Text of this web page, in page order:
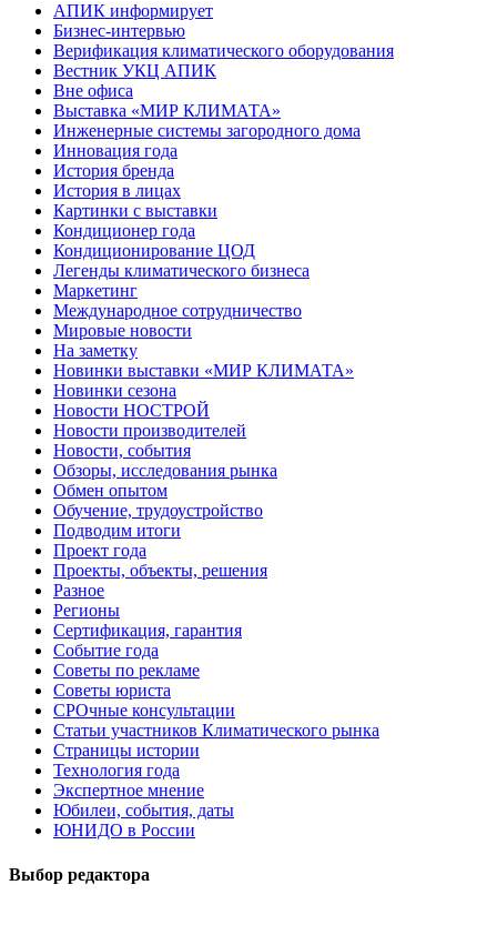
АПИК информирует
Бизнес-интервью
Верификация климатического оборудования
Вестник УКЦ АПИК
Вне офиса
Выставка «МИР КЛИМАТА»
Инженерные системы загородного дома
Инновация года
История бренда
История в лицах
Картинки с выставки
Кондиционер года
Кондиционирование ЦОД
Легенды климатического бизнеса
Маркетинг
Международное сотрудничество
Мировые новости
На заметку
Новинки выставки «МИР КЛИМАТА»
Новинки сезона
Новости НОСТРОЙ
Новости производителей
Новости, события
Обзоры, исследования рынка
Обмен опытом
Обучение, трудоустройство
Подводим итоги
Проект года
Проекты, объекты, решения
Разное
Регионы
Сертификация, гарантия
Событие года
Советы по рекламе
Советы юриста
СРОчные консультации
Статьи участников Климатического рынка
Страницы истории
Технология года
Экспертное мнение
Юбилеи, события, даты
ЮНИДО в России
Выбор редактора